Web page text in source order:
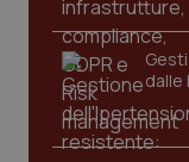
dalle